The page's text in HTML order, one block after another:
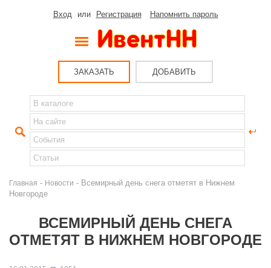
Вход или Регистрация Напомнить пароль
ЗАКАЗАТЬ ДОБАВИТЬ
Главная - Новости - Всемирный день снега отметят в Нижнем
Новгороде
ВСЕМИРНЫЙ ДЕНЬ СНЕГА
ОТМЕТЯТ В НИЖНЕМ НОВГОРОДЕ